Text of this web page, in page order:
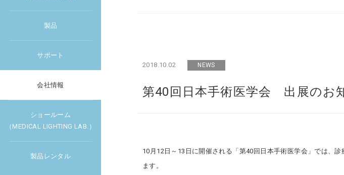
製品
サポート
会社情報
ショールーム
（MEDICAL LIGHTING LAB.）
製品レンタル
2018.10.02 NEWS
第40回日本手術医学会 出展のお
10月12日～13日に開催される「第40回日本手術医学会」では、
ます。